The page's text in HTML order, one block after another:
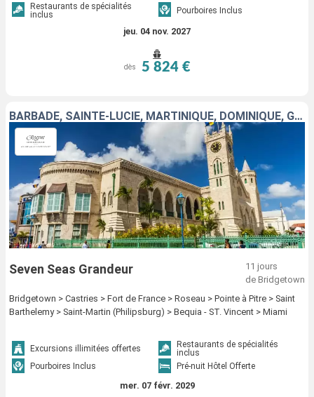
Restaurants de spécialités
inclus
Pourboires Inclus
jeu. 04 nov. 2027
dès 5 824 €
BARBADE, SAINTE-LUCIE, MARTINIQUE, DOMINIQUE, GUADELOUPE, FRANCE, SAINT-MARTIN, SAINT VINCENT-ET-LES-GRENADINES, ÉTATS-UNIS
Seven Seas Grandeur
11 jours
de Bridgetown
Bridgetown > Castries > Fort de France > Roseau > Pointe à Pitre > Saint
Barthelemy > Saint-Martin (Philipsburg) > Bequia - ST. Vincent > Miami
Excursions illimitées offertes
Restaurants de spécialités
inclus
Pourboires Inclus
Pré-nuit Hôtel Offerte
mer. 07 févr. 2029